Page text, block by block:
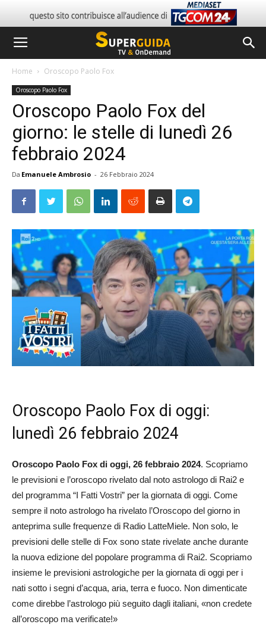
Home Oroscopo Paolo Fox
Oroscopo Paolo Fox
Oroscopo Paolo Fox del
giorno: le stelle di lunedì 26
febbraio 2024
Da Emanuele Ambrosio - 26 Febbraio 2024
Oroscopo Paolo Fox di oggi:
lunedì 26 febbraio 2024
Oroscopo Paolo Fox di oggi, 26 febbraio 2024. Scopriamo
le previsioni e l’oroscopo rivelato dal noto astrologo di Rai2 e
del programma “I Fatti Vostri” per la giornata di oggi. Come
sempre il noto astrologo ha rivelato l’Oroscopo del giorno in
anteprima sulle frequenze di Radio LatteMiele. Non solo, le
previsioni delle stelle di Fox sono state rivelate anche durante
la nuova edizione del popolare programma di Rai2. Scopriamo
insieme le previsioni astrologiche per la giornata di oggi per i
nati sotto i segni d’acqua, aria, terra e fuoco. Non dimenticate
come direbbe l’astrologo più seguito dagli italiani, «non credete
all’oroscopo ma verificate!»